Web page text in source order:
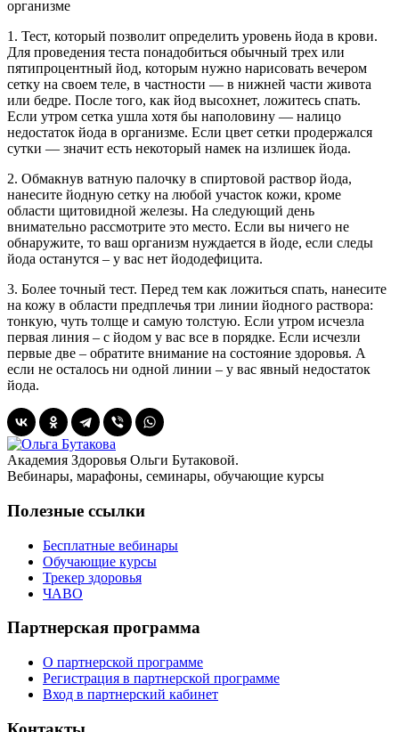
1. Тест, который позволит определить уровень йода в крови.
Для проведения теста понадобиться обычный трех или
пятипроцентный йод, которым нужно нарисовать вечером
сетку на своем теле, в частности — в нижней части живота
или бедре. После того, как йод высохнет, ложитесь спать.
Если утром сетка ушла хотя бы наполовину — налицо
недостаток йода в организме. Если цвет сетки продержался
сутки — значит есть некоторый намек на излишек йода.
2. Обмакнув ватную палочку в спиртовой раствор йода,
нанесите йодную сетку на любой участок кожи, кроме
области щитовидной железы. На следующий день
внимательно рассмотрите это место. Если вы ничего не
обнаружите, то ваш организм нуждается в йоде, если следы
йода останутся – у вас нет йододефицита.
3. Более точный тест. Перед тем как ложиться спать, нанесите
на кожу в области предплечья три линии йодного раствора:
тонкую, чуть толще и самую толстую. Если утром исчезла
первая линия – с йодом у вас все в порядке. Если исчезли
первые две – обратите внимание на состояние здоровья. А
если не осталось ни одной линии – у вас явный недостаток
йода.
Академия Здоровья Ольги Бутаковой.
Вебинары, марафоны, семинары, обучающие курсы
Полезные ссылки
Бесплатные вебинары
Обучающие курсы
Трекер здоровья
ЧАВО
Партнерская программа
О партнерской программе
Регистрация в партнерской программе
Вход в партнерский кабинет